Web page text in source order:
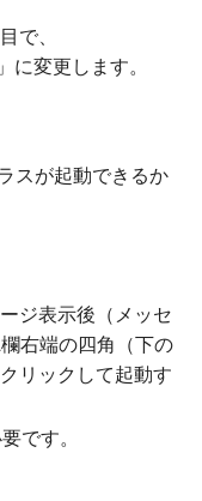
で、
に変更します。
スが起動できるか
ジ表示後（メッセ
右端の四角（下の
リックして起動す
です。